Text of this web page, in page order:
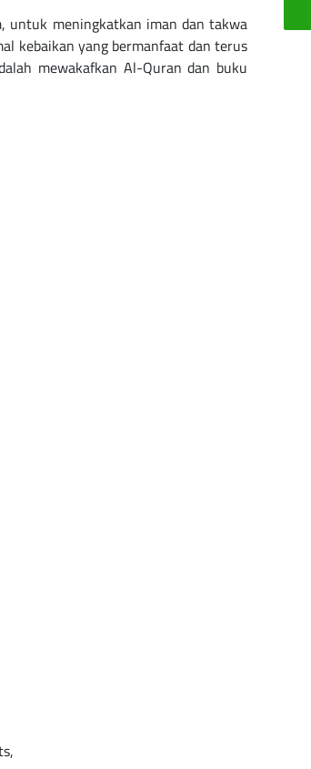
untuk meningkatkan iman dan takwa
kebaikan yang bermanfaat dan terus
mewakafkan Al-Quran dan buku